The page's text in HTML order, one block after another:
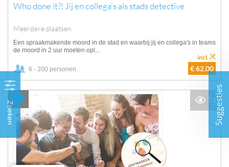
Zoeken
Who done it?! Jij en collega's als stads detective
Meerdere plaatsen
Een spraakmakende moord in de stad en waarbij jij en collega's in teams
de moord in 2 uur moeten opl...
6 - 200 personen € 62,00
incl.
74 Suggesties